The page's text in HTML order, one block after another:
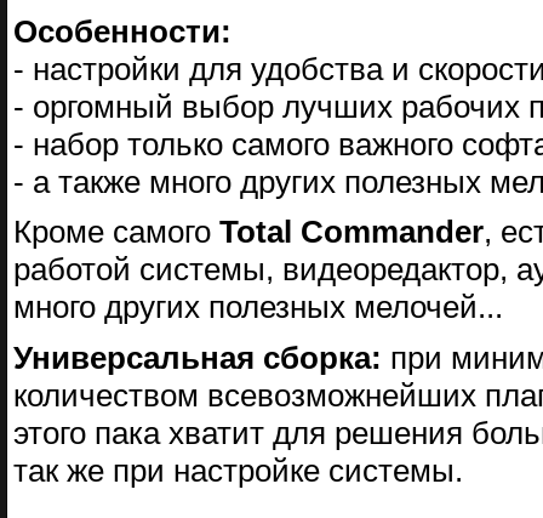
Особенности:
- настройки для удобства и
- оргомный выбор лучших рабочих
- набор только самого важного
- а также много других полезных
Кроме самого Total Commander,
работой системы, видеоредактор,
много других полезных мелочей...
Универсальная сборка: при
количеством всевозможнейших
этого пака хватит для решения
так же при настройке системы.